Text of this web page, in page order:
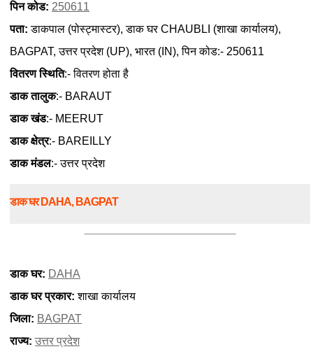
पिन कोड: 250611
पता: डाकपाल (पोस्ट्मास्टर), डाक घर CHAUBLI (शाखा कार्यालय),
BAGPAT, उत्तर प्रदेश (UP), भारत (IN), पिन कोड:- 250611
वितरण स्थिति:- वितरण होता है
डाक तालुक:- BARAUT
डाक खंड:- MEERUT
डाक क्षेत्र:- BAREILLY
डाक मंडल:- उत्तर प्रदेश
डाक घर DAHA, BAGPAT
डाक घर: DAHA
डाक घर प्रकार: शाखा कार्यालय
जिला: BAGPAT
राज्य: उत्तर प्रदेश